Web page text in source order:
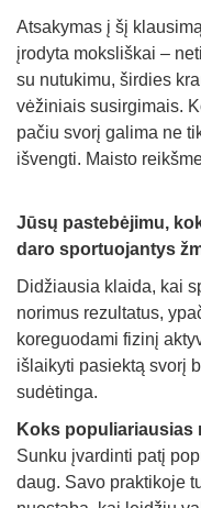
Atsakymas į šį
įrodyta moksliškai –
su nutukimu, širdies
vėžiniais susirgimais.
pačiu svorį galima ne
išvengti. Maisto
Jūsų pastebėjimu,
daro sportuojantys
Didžiausia klaida, kai
norimus rezultatus,
koreguodami fizinį
išlaikyti pasiektą svorį
sudėtinga.
Koks populiariausias
Sunku įvardinti patį
daug. Savo praktikoje